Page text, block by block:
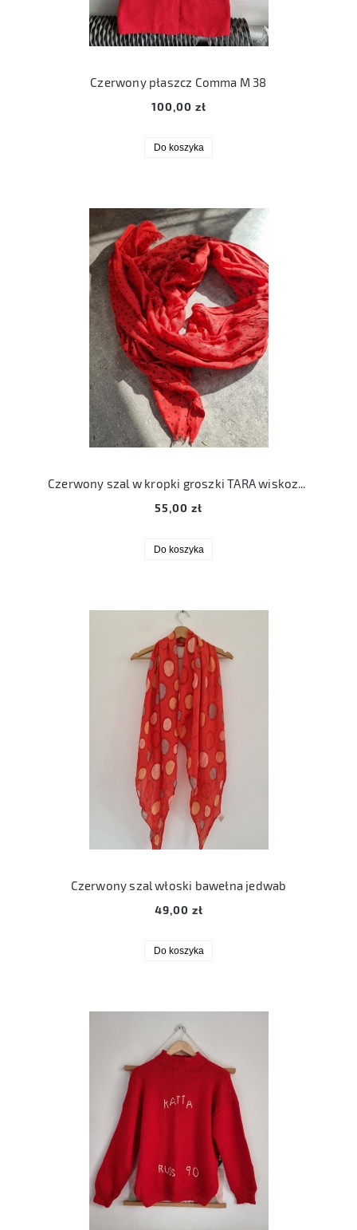
Czerwony płaszcz Comma M 38
100,00 zł
Do koszyka
Czerwony szal w kropki groszki TARA wiskozowy szalik
55,00 zł
Do koszyka
Czerwony szal włoski bawełna jedwab
49,00 zł
Do koszyka